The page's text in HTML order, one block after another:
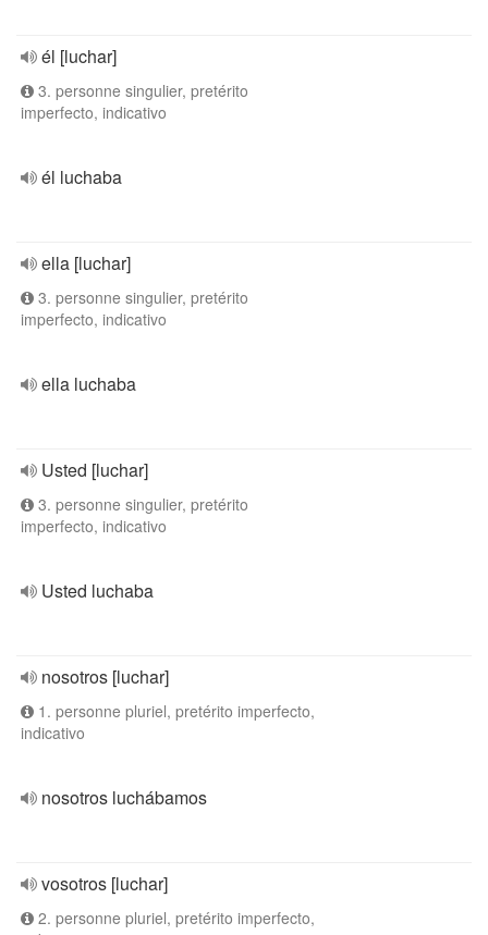
él [luchar]
3. personne singulier, pretérito
imperfecto, indicativo
él luchaba
ella [luchar]
3. personne singulier, pretérito
imperfecto, indicativo
ella luchaba
Usted [luchar]
3. personne singulier, pretérito
imperfecto, indicativo
Usted luchaba
nosotros [luchar]
1. personne pluriel, pretérito imperfecto,
indicativo
nosotros luchábamos
vosotros [luchar]
2. personne pluriel, pretérito imperfecto,